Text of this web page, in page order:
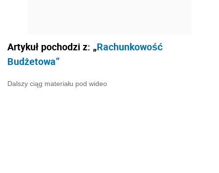
Artykuł pochodzi z: „Rachunkowość
Budżetowa”
Dalszy ciąg materiału pod wideo